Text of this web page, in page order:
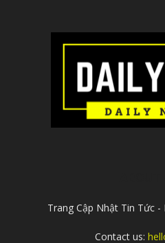
Trang Cập Nhật Tin Tức
Contact us: